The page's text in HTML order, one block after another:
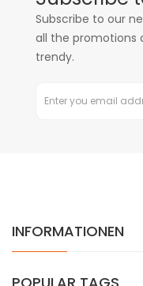
Subscribe to our
all the promotions
trendy.
INFORMATIONEN